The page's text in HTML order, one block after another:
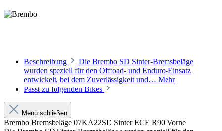
Beschreibung
Die Brembo SD Sinter-Bremsbeläge
wurden speziell für den Offroad- und Enduro-Einsatz
entwickelt, bei dem Zuverlässigkeit und… Mehr
Passt zu folgenden Bikes
Menü schließen
Brembo Bremsbeläge 07KA22SD Sinter ECE R90 Vorne